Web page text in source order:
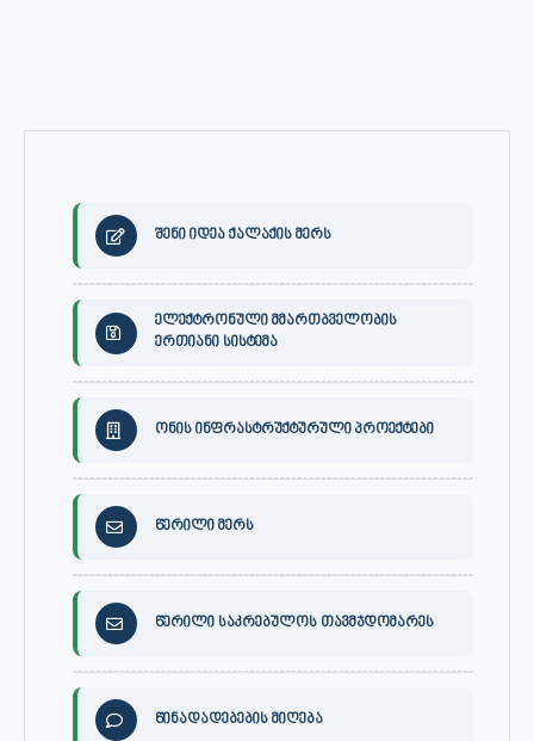
შენი იდეა ქალაქის მერს
ელექტრონული მმართბველობის
ერთიანი სისტემა
ონის ინფრასტრუქტურული პროექტები
წერილი მერს
წერილი საკრებულოს თავმჯდომარეს
წინადადებების მიღება